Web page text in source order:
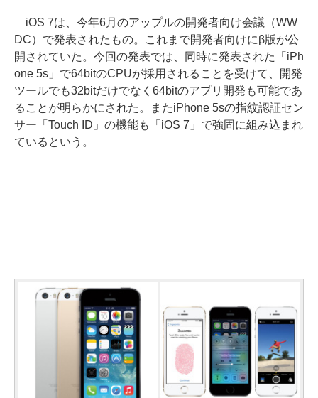
iOS 7は、今年6月のアップルの開発者向け会議（WW
DC）で発表されたもの。これまで開発者向けにβ版が公
開されていた。今回の発表では、同時に発表された「iPh
one 5s」で64bitのCPUが採用されることを受けて、開発
ツールでも32bitだけでなく64bitのアプリ開発も可能であ
ることが明らかにされた。またiPhone 5sの指紋認証セン
サー「Touch ID」の機能も「iOS 7」で強固に組み込まれ
ているという。